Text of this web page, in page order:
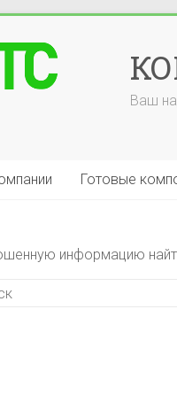
Ваш
Готовые
информацию